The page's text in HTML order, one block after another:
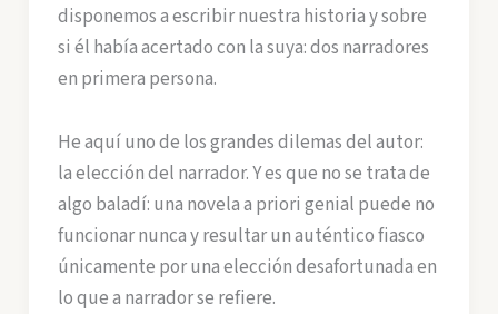
disponemos a escribir nuestra historia y sobre
si él había acertado con la suya: dos narradores
en primera persona.
He aquí uno de los grandes dilemas del autor:
la elección del narrador. Y es que no se trata de
algo baladí: una novela a priori genial puede no
funcionar nunca y resultar un auténtico fiasco
únicamente por una elección desafortunada en
lo que a narrador se refiere.